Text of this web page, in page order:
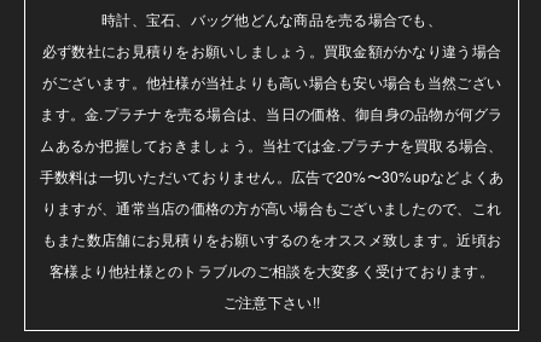
時計、宝石、バッグ他どんな商品を売る場合でも、
必ず数社にお見積りをお願いしましょう。買取金額がかなり違う場合
がございます。他社様が当社よりも高い場合も安い場合も当然ござい
ます。金.プラチナを売る場合は、当日の価格、御自身の品物が何グラ
ムあるか把握しておきましょう。当社では金.プラチナを買取る場合、
手数料は一切いただいておりません。広告で20%〜30%upなどよくあ
りますが、通常当店の価格の方が高い場合もございましたので、これ
もまた数店舗にお見積りをお願いするのをオススメ致します。近頃お
客様より他社様とのトラブルのご相談を大変多く受けております。
ご注意下さい!!